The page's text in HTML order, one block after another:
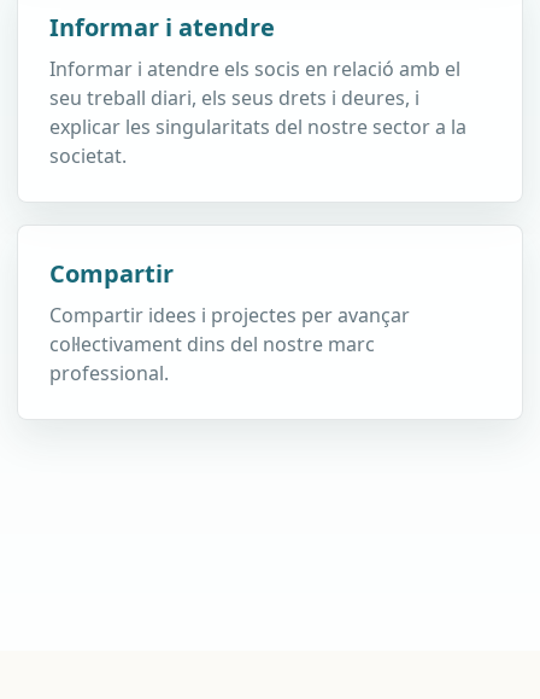
Informar i atendre
Informar i atendre els socis en relació amb el
seu treball diari, els seus drets i deures, i
explicar les singularitats del nostre sector a la
societat.
Compartir
Compartir idees i projectes per avançar
col·lectivament dins del nostre marc
professional.